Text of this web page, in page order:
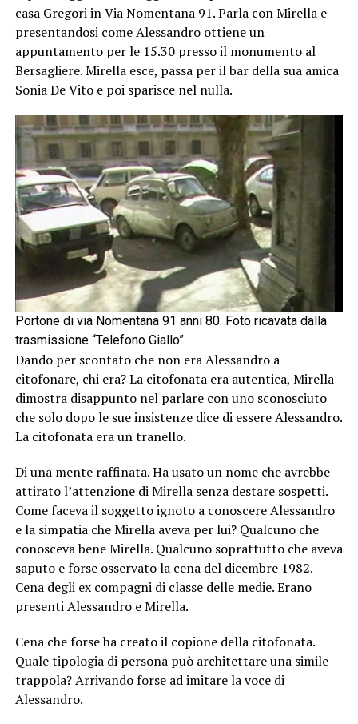
casa Gregori in Via Nomentana 91. Parla con Mirella e
presentandosi come Alessandro ottiene un
appuntamento per le 15.30 presso il monumento al
Bersagliere. Mirella esce, passa per il bar della sua amica
Sonia De Vito e poi sparisce nel nulla.
Portone di via Nomentana 91 anni 80. Foto ricavata dalla
trasmissione “Telefono Giallo”
Dando per scontato che non era Alessandro a
citofonare, chi era? La citofonata era autentica, Mirella
dimostra disappunto nel parlare con uno sconosciuto
che solo dopo le sue insistenze dice di essere Alessandro.
La citofonata era un tranello.
Di una mente raffinata. Ha usato un nome che avrebbe
attirato l’attenzione di Mirella senza destare sospetti.
Come faceva il soggetto ignoto a conoscere Alessandro
e la simpatia che Mirella aveva per lui? Qualcuno che
conosceva bene Mirella. Qualcuno soprattutto che aveva
saputo e forse osservato la cena del dicembre 1982.
Cena degli ex compagni di classe delle medie. Erano
presenti Alessandro e Mirella.
Cena che forse ha creato il copione della citofonata.
Quale tipologia di persona può architettare una simile
trappola? Arrivando forse ad imitare la voce di
Alessandro.